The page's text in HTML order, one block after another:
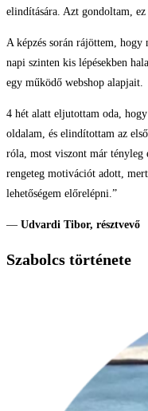
elindítására. Azt gondoltam,
A képzés során rájöttem,
napi szinten kis lépésekben
egy működő webshop alapjait.
4 hét alatt eljutottam oda,
oldalam, és elindítottam az
róla, most viszont már tényleg
rengeteg motivációt adott,
lehetőségem előrelépni.”
— Udvardi Tibor, résztvevő
Szabolcs története